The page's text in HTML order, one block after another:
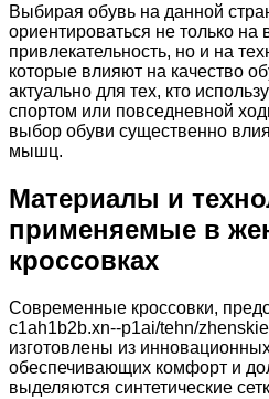
Выбирая обувь на данной
ориентироваться не только на
привлекательность, но и на
которые влияют на качество
актуально для тех, кто
спортом или повседневной
выбор обуви существенно
мышц.
Материалы и
применяемые в
кроссовках
Современные кроссовки,
c1ah1b2b.xn--p1ai/tehn/
изготовлены из
обеспечивающих комфорт и
выделяются синтетические